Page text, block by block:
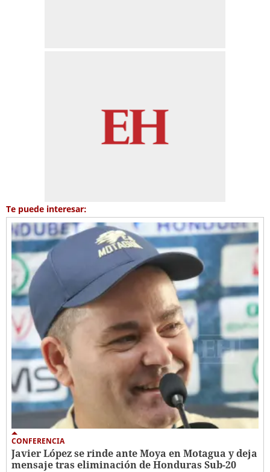
Te puede interesar:
CONFERENCIA
Javier López se rinde ante Moya en Motagua y deja
mensaje tras eliminación de Honduras Sub-20